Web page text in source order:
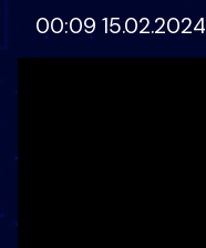
00:09 15.02.2024